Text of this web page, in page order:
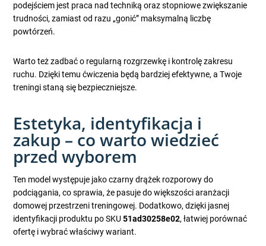
podejściem jest praca nad techniką oraz stopniowe zwiększanie
trudności, zamiast od razu „gonić” maksymalną liczbę
powtórzeń.
Warto też zadbać o regularną rozgrzewkę i kontrolę zakresu
ruchu. Dzięki temu ćwiczenia będą bardziej efektywne, a Twoje
treningi staną się bezpieczniejsze.
Estetyka, identyfikacja i
zakup – co warto wiedzieć
przed wyborem
Ten model występuje jako czarny drążek rozporowy do
podciągania, co sprawia, że pasuje do większości aranżacji
domowej przestrzeni treningowej. Dodatkowo, dzięki jasnej
identyfikacji produktu po SKU51ad30258e02, łatwiej porównać
ofertę i wybrać właściwy wariant.